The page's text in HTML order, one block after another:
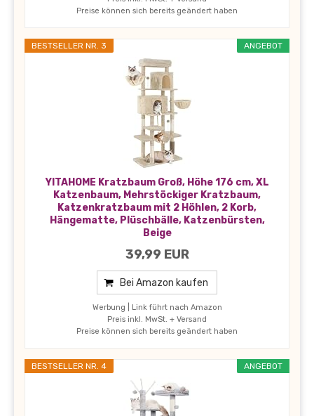
Preise können sich bereits geändert haben
ANGEBOT
BESTSELLER NR. 3
YITAHOME Kratzbaum Groß, Höhe 176 cm, XL
Katzenbaum, Mehrstöckiger Kratzbaum,
Katzenkratzbaum mit 2 Höhlen, 2 Korb,
Hängematte, Plüschbälle, Katzenbürsten,
Beige
39,99 EUR
Bei Amazon kaufen
Werbung | Link führt nach Amazon
Preis inkl. MwSt. + Versand
Preise können sich bereits geändert haben
ANGEBOT
BESTSELLER NR. 4